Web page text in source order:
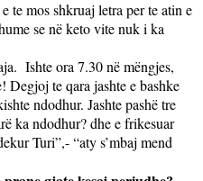
te mos shkruaj letra per te atin e
se në keto vite nuk i ka
Ishte ora 7.30 në mëngjes,
Degjoj te qara jashte e bashke
ndodhur. Jashte pashë tre
ka ndodhur? dhe e frikesuar
Turi”,- “aty s’mbaj mend